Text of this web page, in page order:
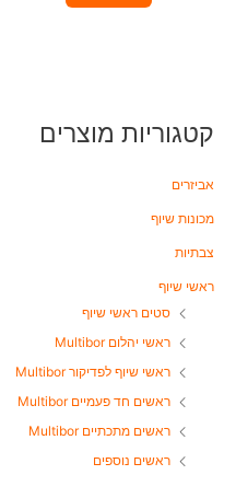
קטגוריות מוצרים
אביזרים
מכונות שיוף
צבתיות
ראשי שיוף
סטים ראשי שיוף
ראשי יהלום Multibor
ראשי שיוף לפדיקור Multibor
ראשים חד פעמיים Multibor
ראשים מתכתיים Multibor
ראשים נוספים
מ